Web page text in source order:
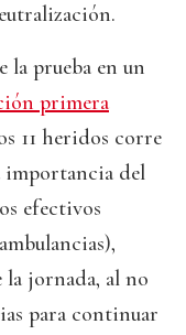
la prueba en un
primera
11 heridos corre
importancia del
efectivos
la jornada, al no
para continuar